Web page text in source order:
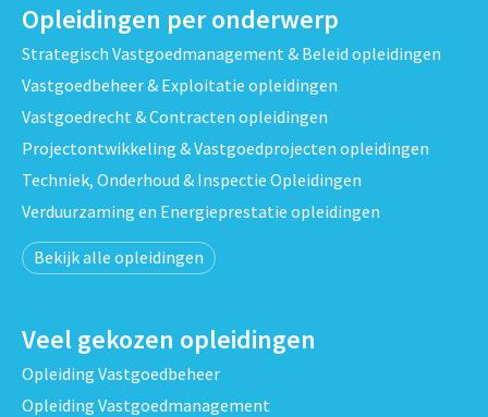
Opleidingen per onderwerp
Strategisch Vastgoedmanagement & Beleid opleidingen
Vastgoedbeheer & Exploitatie opleidingen
Vastgoedrecht & Contracten opleidingen
Projectontwikkeling & Vastgoedprojecten opleidingen
Techniek, Onderhoud & Inspectie Opleidingen
Verduurzaming en Energieprestatie opleidingen
Bekijk alle opleidingen
Veel gekozen opleidingen
Opleiding Vastgoedbeheer
Opleiding Vastgoedmanagement